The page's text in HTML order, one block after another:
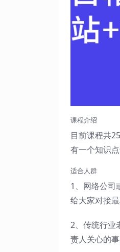
课程介绍
目前课程共
有一个知识
适合人群
1、网络公司
给大家对接
2、传统行业
责人关心的